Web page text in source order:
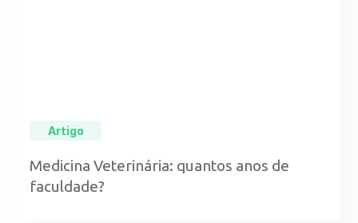
Artigo
Medicina Veterinária: quantos anos de
faculdade?